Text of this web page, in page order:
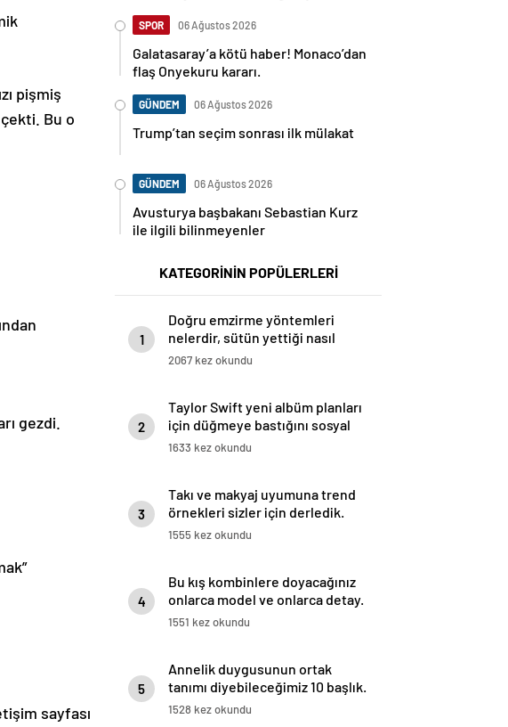
pişmiş
Bu o
gezdi.
sayfası
SPOR 06 Ağustos 2026
Galatasaray’a kötü haber! Monaco’dan
flaş Onyekuru kararı.
GÜNDEM 06 Ağustos 2026
Trump’tan seçim sonrası ilk mülakat
GÜNDEM 06 Ağustos 2026
Avusturya başbakanı Sebastian Kurz
ile ilgili bilinmeyenler
KATEGORİNİN POPÜLERLERİ
1
Doğru emzirme yöntemleri
nelerdir, sütün yettiği nasıl
anlaşılır?
2067 kez okundu
2
Taylor Swift yeni albüm planları
için düğmeye bastığını sosyal
medyadan duyurdu!
1633 kez okundu
3
Takı ve makyaj uyumuna trend
örnekleri sizler için derledik.
1555 kez okundu
4
Bu kış kombinlere doyacağınız
onlarca model ve onlarca detay.
1551 kez okundu
5
Annelik duygusunun ortak
tanımı diyebileceğimiz 10 başlık.
1528 kez okundu